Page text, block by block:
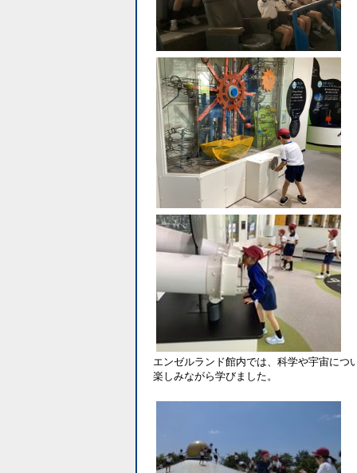
エンゼルランド館内では、科学や宇宙につ
楽しみながら学びました。